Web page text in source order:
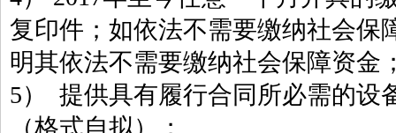
复印件；如依法不需要缴纳社会保
明其依法不需要缴纳社会保障资金
5） 提供具有履行合同所必需的设
（格式自拟）；